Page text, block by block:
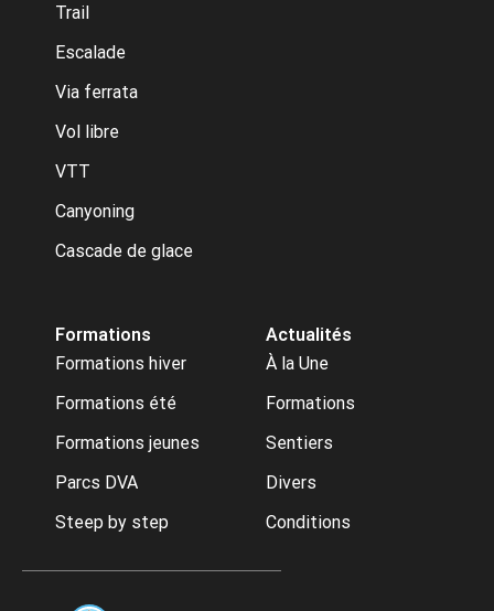
Trail
Escalade
Via ferrata
Vol libre
VTT
Canyoning
Cascade de glace
Formations
Formations hiver
Formations été
Formations jeunes
Parcs DVA
Steep by step
Actualités
À la Une
Formations
Sentiers
Divers
Conditions